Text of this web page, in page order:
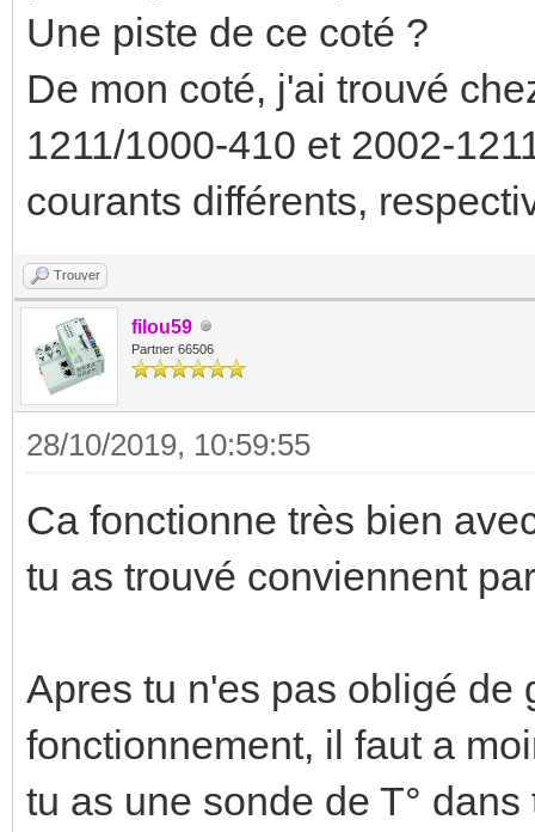
Une piste de ce coté ?
De mon coté, j'ai trouvé
1211/1000-410 et 2002-
courants différents,
Trouver
filou59
Partner 66506
28/10/2019, 10:59:55
Ca fonctionne très bien
tu as trouvé conviennent
Apres tu n'es pas obligé de
fonctionnement, il faut a
tu as une sonde de T°